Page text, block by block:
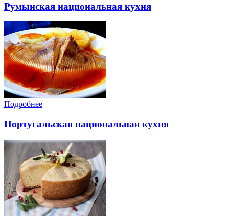
Румынская национальная кухня
Подробнее
Португальская национальная кухня